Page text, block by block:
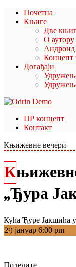
Почетна
Књиге
Две
О аутору
Андроид
Концепт
Догађаји
ПР концепт
Контакт
Књижевне вечери
Књижевно вече УПК у Кући
„Ђура
Кућа Ђуре Јакшића
29 јануар 6:00 pm
Поделите